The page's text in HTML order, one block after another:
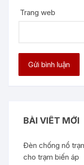
Trang web
BÀI VIẾT MỚI
Đèn chống nổ
cho trạm biến áp